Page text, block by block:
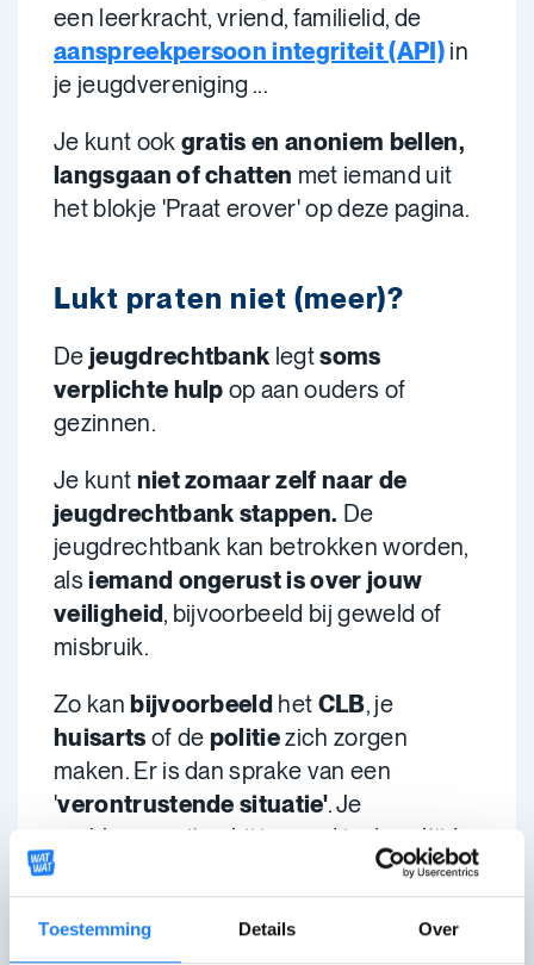
Toestemming Details Over
een leerkracht, vriend, familielid, de
aanspreekpersoon integriteit (API)in
je jeugdvereniging ...
Je kunt ook gratis en anoniem bellen,
langsgaan of chatten met iemand uit
het blokje 'Praat erover' op deze pagina.
Lukt praten niet (meer)?
De jeugdrechtbank legtsoms
verplichte hulp op aan ouders of
gezinnen.
Je kunt niet zomaar zelf naar de
jeugdrechtbank stappen. De
jeugdrechtbank kan betrokken worden,
alsiemand ongerust is over jouw
veiligheid, bijvoorbeeld bij geweld of
misbruik.
Zo kanbijvoorbeeld het CLB, je
huisarts of de politiezich zorgen
maken. Er is dan sprake van een
'verontrustende situatie'. Je
problemen uiten bij iemand is dus altijd
een goeie, eerste stap.
Zit je in zo'n situatie? Dan heb je recht op